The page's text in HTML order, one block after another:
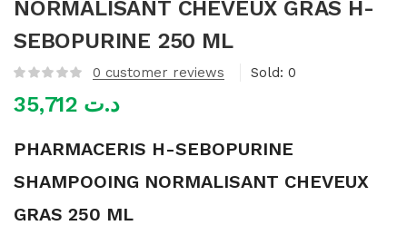
NORMALISANT CHEVEUX GRAS H-
SEBOPURINE 250 ML
0 customer reviews Sold: 0
د.ت
PHARMACERIS H-SEBOPURINE
SHAMPOOING NORMALISANT CHEVEUX
GRAS 250 ML